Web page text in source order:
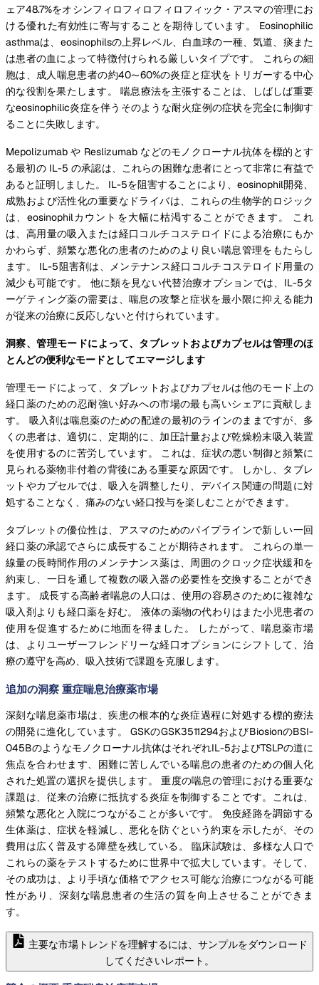
ェア48.7%をオシンフィロフィロフィロフィック・アスマの管理にお
ける優れた有効性に寄与することを期待しています。 Eosinophilic
asthmaは、eosinophilsの上昇レベル、白血球の一種、気道、痰また
は患者の血によって特徴付けられる厳しいタイプです。 これらの細
胞は、成人喘息患者の約40〜60%の炎症と症状をトリガーする中心
的な役割を果たします。 喘息療法を主張することは、しばしば重要
なeosinophilic炎症を伴うそのような耐火症例の症状を完全に制御す
ることに失敗します。
Mepolizumab や Reslizumab などのモノクローナル抗体を標的とす
る最初の IL-5 の承認は、これらの困難な患者にとって非常に有益で
あると証明しました。 IL-5を阻害することにより、eosinophil開発、
成熟および活性化の重要なドライバは、これらの生物学的ロジック
は、eosinophilカウントを大幅に枯渇することができます。 これ
は、高用量の吸入または経口コルチコステロイドによる治療にもか
かわらず、頻繁な悪化の患者のためのより良い喘息管理をもたらし
ます。 IL-5阻害剤は、メンテナンス経口コルチコステロイド用量の
減少も可能です。 他に類を見ない代替治療オプションでは、IL-5タ
ーゲティング薬の需要は、喘息の攻撃と症状を最小限に抑える能力
が従来の治療に反応しないと付けられています。
洞察、管理モードによって、タブレットおよびカプセルは管理のほ
とんどの便利なモードとしてエマージします
管理モードによって、タブレットおよびカプセルは他のモード上の
経口薬のための忍耐強い好みへの市場の最も高いシェアに貢献しま
す。 吸入剤は喘息薬のための配達の最初のラインのままですが、多
くの患者は、適切に、定期的に、加圧計量および乾燥粉末吸入装置
を使用するのに苦労しています。 これは、症状の悪い制御と頻繁に
見られる薬物非付着の背後にある重要な原因です。 しかし、タブレ
ットやカプセルでは、吸入を調整したり、デバイス関連の問題に対
処することなく、痛みのない経口投与を楽しむことができます。
タブレットの優位性は、アスマのためのパイプラインで新しい一回
経口薬の承認でさらに成長することが期待されます。 これらの単一
線量の長時間作用のメンテナンス薬は、周囲のクロック症状緩和を
約束し、一日を通して複数の吸入器の必要性を交換することができ
ます。 成長する高齢者喘息の人口は、使用の容易さのために複雑な
吸入剤よりも経口薬を好む。 液体の薬物の代わりはまた小児患者の
使用を促進するために地面を得ました。 したがって、喘息薬市場
は、よりユーザーフレンドリーな経口オプションにシフトして、治
療の遵守を高め、吸入技術で課題を克服します。
追加の洞察 重症喘息治療薬市場
深刻な喘息薬市場は、疾患の根本的な炎症過程に対処する標的療法
の開発に進化しています。 GSKのGSK3511294およびBiosionのBSI-
045Bのようなモノクローナル抗体はそれぞれIL-5およびTSLPの道に
焦点を合わせます、困難に苦しんでいる喘息の患者のための個人化
された処置の選択を提供します。 重度の喘息の管理における重要な
課題は、従来の治療に抵抗する炎症を制御することです。これは、
頻繁な悪化と入院につながることが多いです。 免疫経路を調節する
生体薬は、症状を軽減し、悪化を防ぐという約束を示したが、その
費用は広く普及する障壁を残している。 臨床試験は、多様な人口で
これらの薬をテストするために世界中で拡大しています。そして、
その成功は、より手頃な価格でアクセス可能な治療につながる可能
性があり、深刻な喘息患者の生活の質を向上させることができま
す。
主要な市場トレンドを理解するには、サンプルをダウンロード
してくださいレポート。